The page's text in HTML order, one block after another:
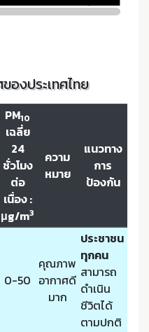
งประเทศไทย
PM10
เฉลี่ย
24
ชั่วโมง
ต่อ
เนื่อง :
μg/m3
ความ
หมาย
แนวทาง
การ
ป้องกัน
0-50
คุณภาพ
อากาศดี
มาก
ประชาชน
ทุกคน
สามารถ
ดำเนิน
ชีวิตได้
ตามปกติ